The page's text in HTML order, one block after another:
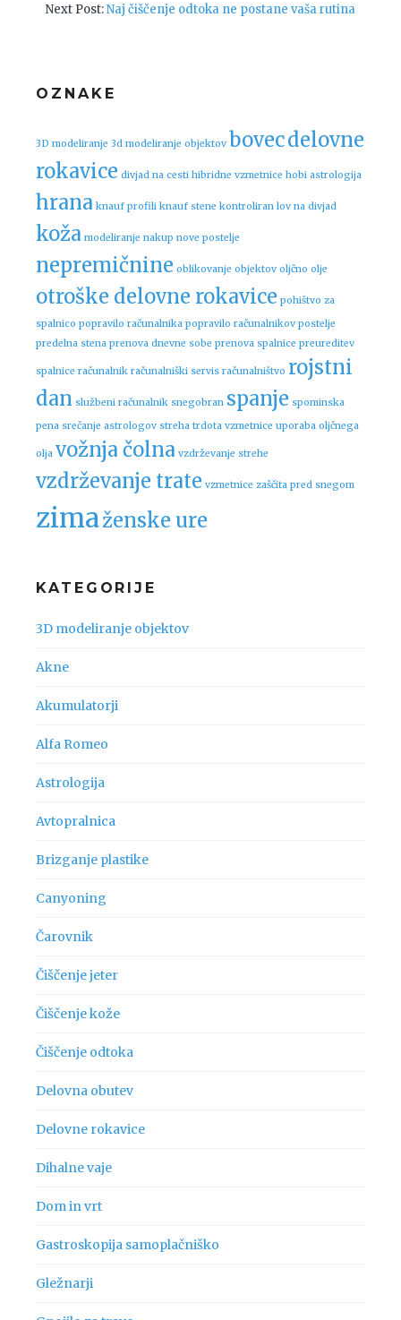
Next Post:Next
Naj čiščenje odtoka ne postane vaša rutina
OZNAKE
3D modeliranje 3d modeliranje objektov bovecdelovne
rokavice divjad na cesti hibridne vzmetnice hobi astrologija
hrana knauf profili knauf stene kontroliran lov na divjad
koža modeliranje nakup nove postelje
nepremičnine oblikovanje objektov oljčno olje
otroške delovne rokavice pohištvo za
spalnico popravilo računalnika popravilo računalnikov postelje
predelna stena prenova dnevne sobe prenova spalnice preureditev
spalnice računalnik računalniški servis računalništvo rojstni
dan službeni računalnik snegobran spanje spominska
pena srečanje astrologov streha trdota vzmetnice uporaba oljčnega
olja vožnja čolna vzdrževanje strehe
vzdrževanje trate vzmetnice zaščita pred snegom
zimaženske ure
KATEGORIJE
3D modeliranje objektov
Akne
Akumulatorji
Alfa Romeo
Astrologija
Avtopralnica
Brizganje plastike
Canyoning
Čarovnik
Čiščenje jeter
Čiščenje kože
Čiščenje odtoka
Delovna obutev
Delovne rokavice
Dihalne vaje
Dom in vrt
Gastroskopija samoplačniško
Gležnarji